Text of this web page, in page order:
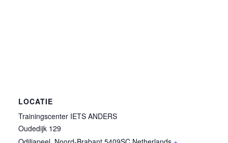
LOCATIE
Trainingscenter IETS ANDERS
Oudedijk 129